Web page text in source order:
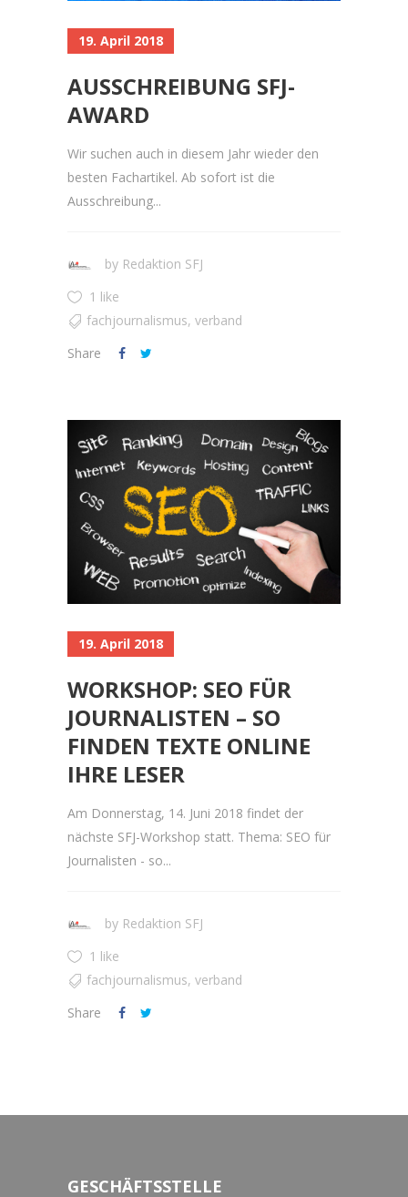
19. April 2018
AUSSCHREIBUNG SFJ-
AWARD
Wir suchen auch in diesem Jahr wieder den
besten Fachartikel. Ab sofort ist die
Ausschreibung...
by Redaktion SFJ
1 like
fachjournalismus, verband
Share
19. April 2018
WORKSHOP: SEO FÜR
JOURNALISTEN – SO
FINDEN TEXTE ONLINE
IHRE LESER
Am Donnerstag, 14. Juni 2018 findet der
nächste SFJ-Workshop statt. Thema: SEO für
Journalisten - so...
by Redaktion SFJ
1 like
fachjournalismus, verband
Share
GESCHÄFTSSTELLE